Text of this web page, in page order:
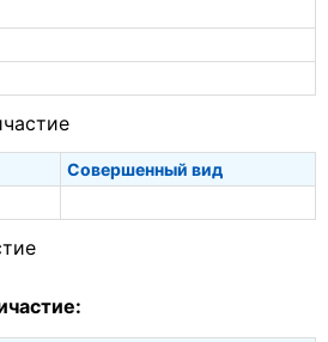
Совершенный вид